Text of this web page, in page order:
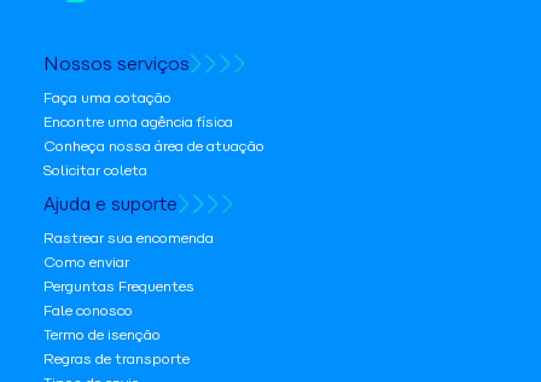
Nossos serviços
Faça uma cotação
Encontre uma agência física
Conheça nossa área de atuação
Solicitar coleta
Ajuda e suporte
Rastrear sua encomenda
Como enviar
Perguntas Frequentes
Fale conosco
Termo de isenção
Regras de transporte